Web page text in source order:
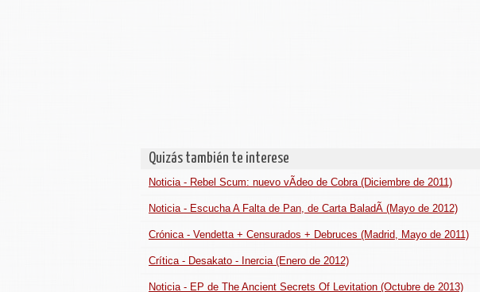
Quizás también te interese
Noticia - Rebel Scum: nuevo vÃ­deo de Cobra (Diciembre de 2011)
Noticia - Escucha A Falta de Pan, de Carta BaladÃ­ (Mayo de 2012)
Crónica - Vendetta + Censurados + Debruces (Madrid, Mayo de 2011)
Crítica - Desakato - Inercia (Enero de 2012)
Noticia - EP de The Ancient Secrets Of Levitation (Octubre de 2013)